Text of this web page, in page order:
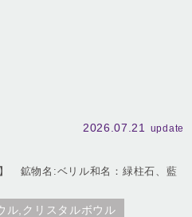
2026.07.21 update
鉱物名:ベリル和名：緑柱石、藍
ル,クリスタルボウル